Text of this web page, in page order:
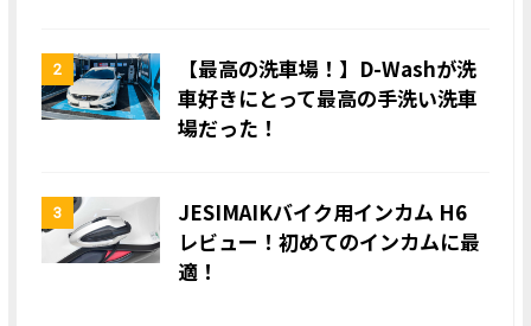
2
【最高の洗車場！】D-Washが洗
車好きにとって最高の手洗い洗車
場だった！
3
JESIMAIKバイク用インカム H6
レビュー！初めてのインカムに最
適！